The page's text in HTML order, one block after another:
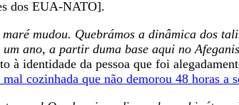
dos EUA-NATO].
mudou. Quebrámos a dinâmica dos
ano, a partir duma base aqui no
à identidade da pessoa que foi
cozinhada que não demorou 48 horas a